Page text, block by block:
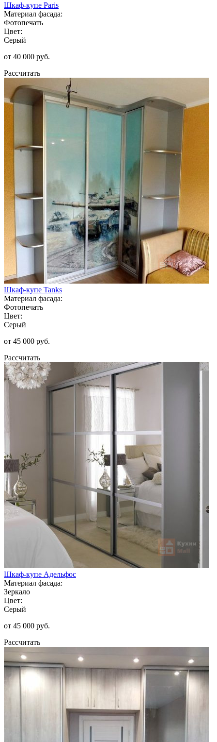
Шкаф-купе Paris
Материал фасада:
Фотопечать
Цвет:
Серый
от 40 000 руб.
Рассчитать
Шкаф-купе Tanks
Материал фасада:
Фотопечать
Цвет:
Серый
от 45 000 руб.
Рассчитать
Шкаф-купе Адельфос
Материал фасада:
Зеркало
Цвет:
Серый
от 45 000 руб.
Рассчитать